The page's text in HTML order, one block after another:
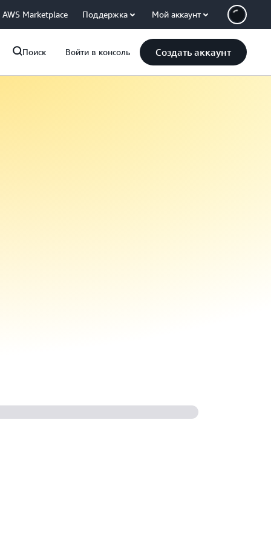
AWS Marketplace Поддержка Мой аккаунт
Поиск Войти в консоль Создать аккаунт